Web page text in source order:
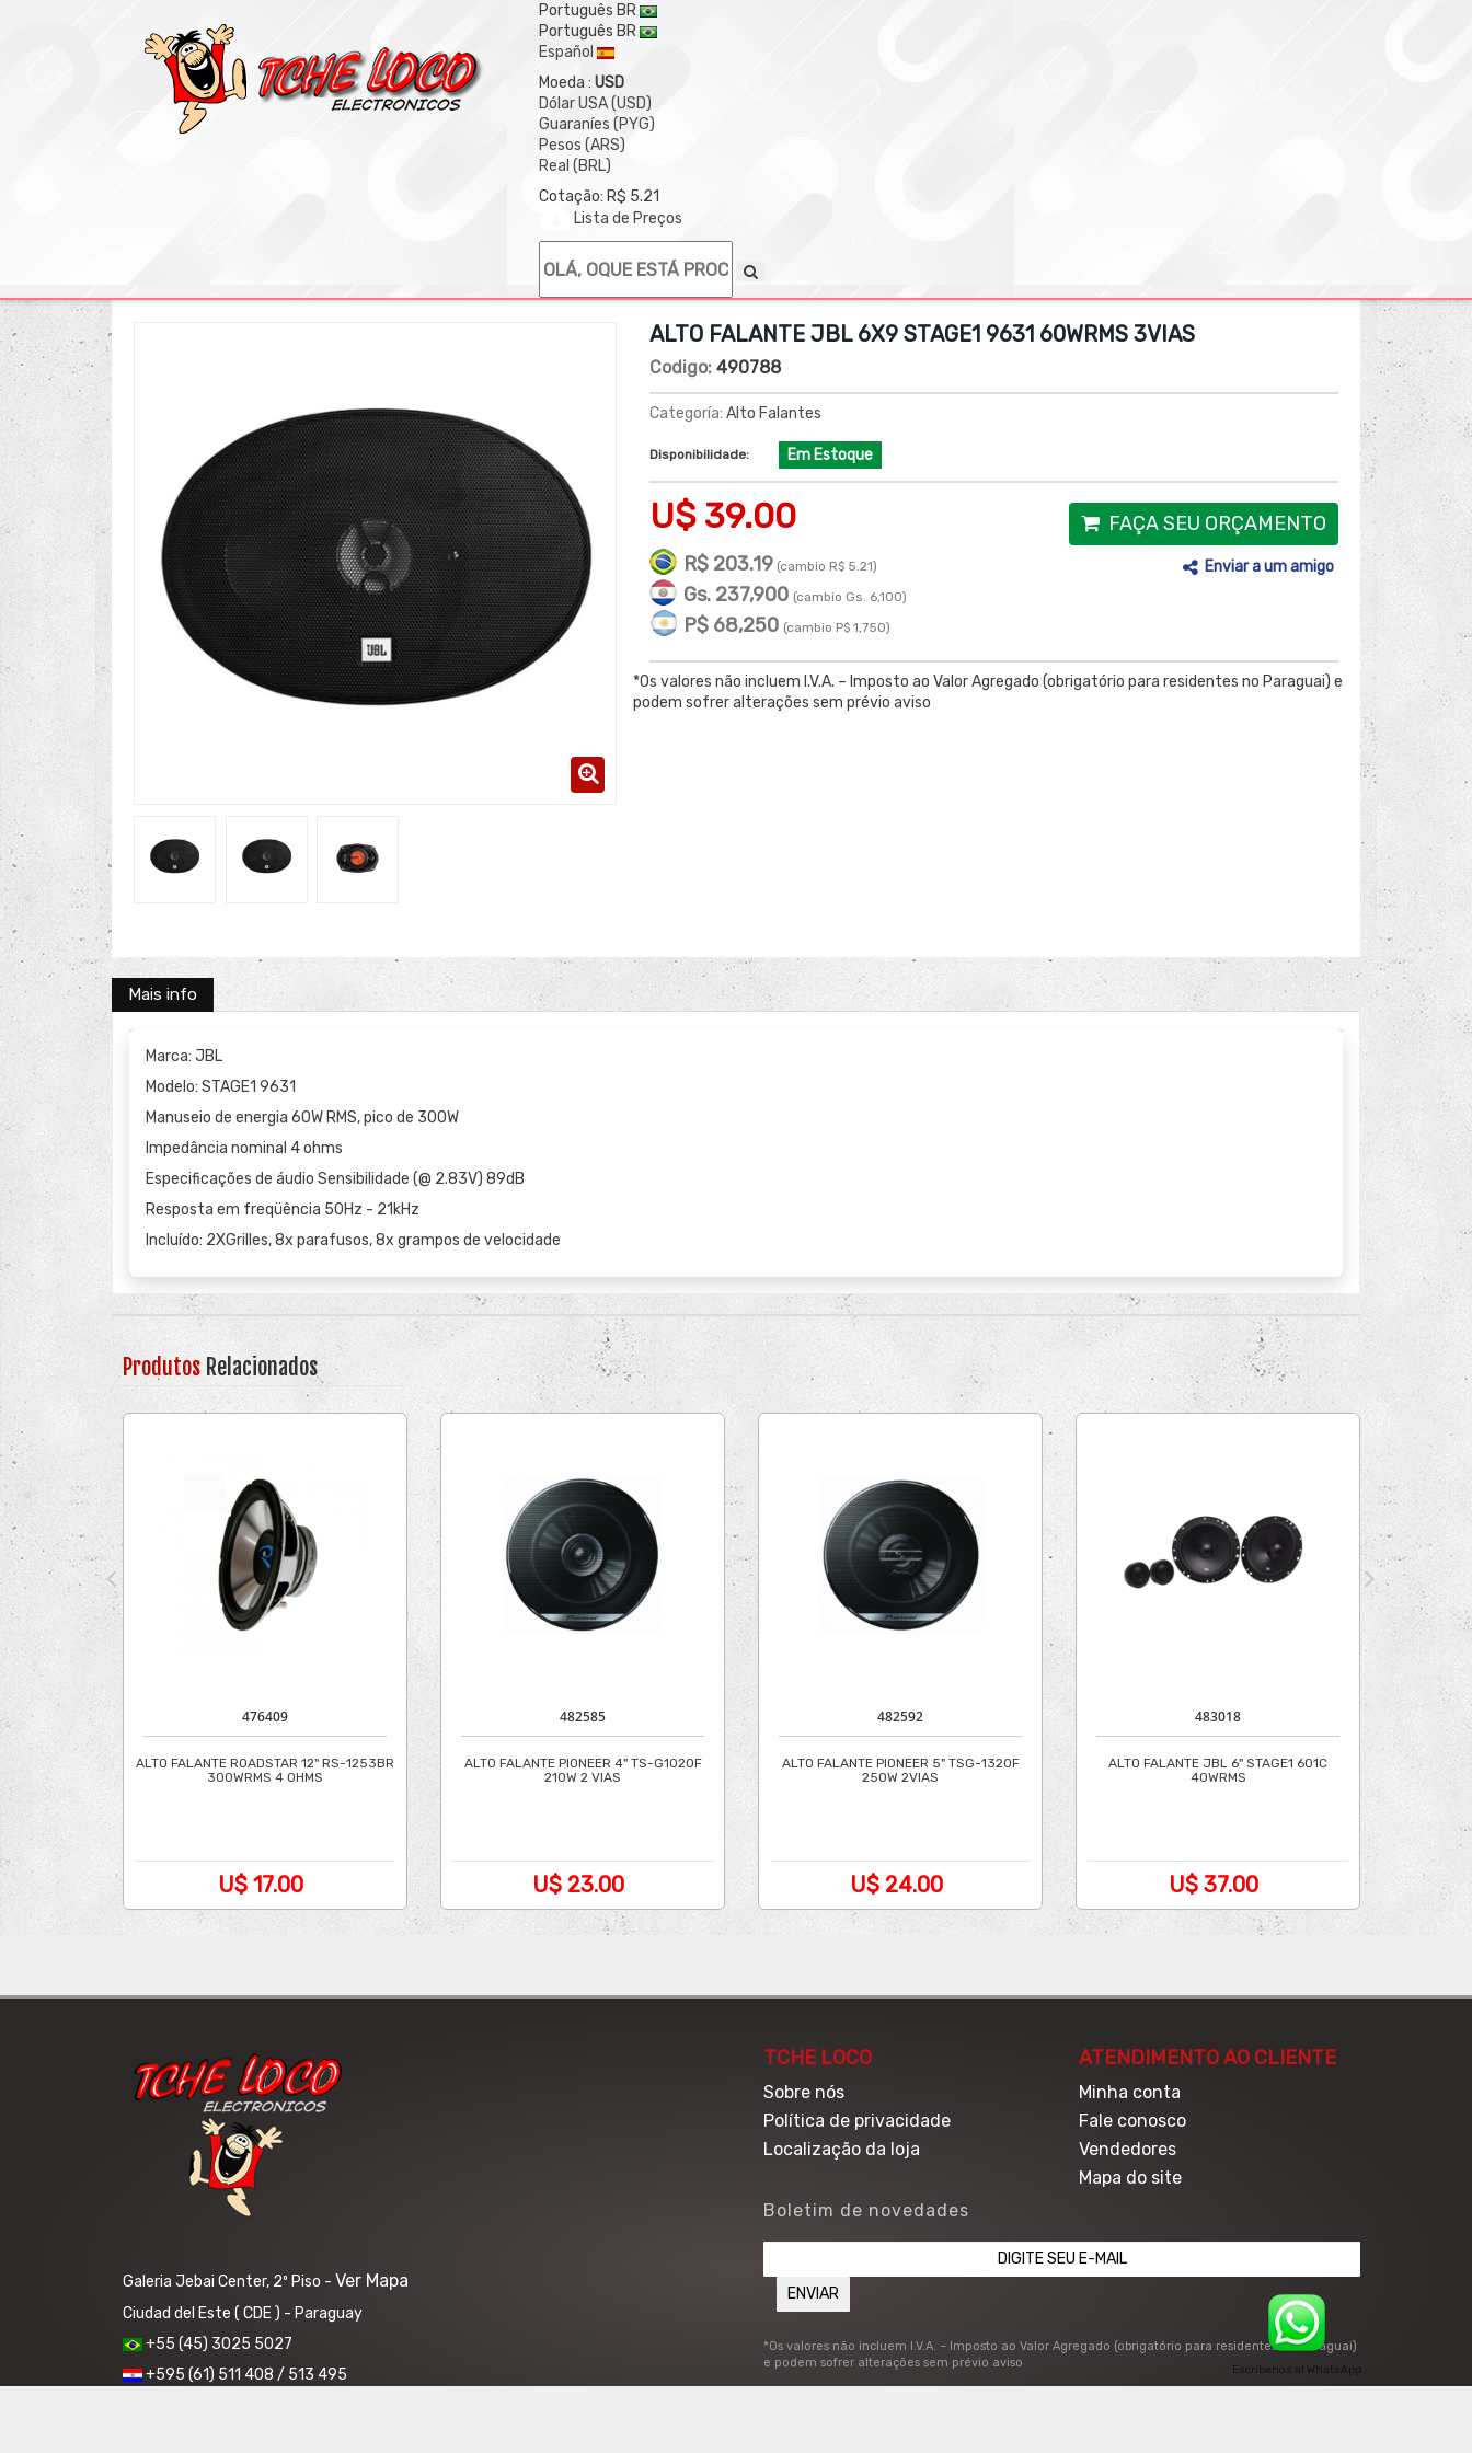
Escríbenos al WhatsApp
Português BR
Português BR
Español
Moeda : USD
Dólar USA (USD)
Guaraníes (PYG)
Pesos (ARS)
Real (BRL)
Cotação: R$ 5.21
Lista de Preços
ALTO FALANTE JBL 6X9 STAGE1 9631 60WRMS 3VIAS
Codigo: 490788
Categoría: Alto Falantes
Disponibilidade: Em Estoque
U$ 39.00
R$ 203.19(cambio R$ 5.21)
Gs. 237,900 (cambio Gs. 6,100)
P$ 68,250 (cambio P$ 1,750)
FAÇA SEU ORÇAMENTO
Enviar a um amigo
*Os valores não incluem I.V.A. – Imposto ao Valor Agregado (obrigatório para residentes no Paraguai) e
podem sofrer alterações sem prévio aviso
Mais info
Marca: JBL
Modelo: STAGE1 9631
Manuseio de energia 60W RMS, pico de 300W
Impedância nominal 4 ohms
Especificações de áudio Sensibilidade (@ 2.83V) 89dB
Resposta em freqüência 50Hz - 21kHz
Incluído: 2XGrilles, 8x parafusos, 8x grampos de velocidade
Produtos Relacionados
476409
ALTO FALANTE ROADSTAR 12" RS-1253BR
300WRMS 4 OHMS
U$ 17.00
482585
ALTO FALANTE PIONEER 4" TS-G1020F
210W 2 VIAS
U$ 23.00
482592
ALTO FALANTE PIONEER 5" TSG-1320F
250W 2VIAS
U$ 24.00
483018
ALTO FALANTE JBL 6" STAGE1 601C
40WRMS
U$ 37.00
Galeria Jebai Center, 2º Piso - Ver Mapa
Ciudad del Este ( CDE ) - Paraguay
+55 (45) 3025 5027
+595 (61) 511 408 / 513 495
TCHE LOCO
Sobre nós
Política de privacidade
Localização da loja
ATENDIMENTO AO CLIENTE
Minha conta
Fale conosco
Vendedores
Mapa do site
Boletim de novedades
*Os valores não incluem I.V.A. – Imposto ao Valor Agregado (obrigatório para residentes no Paraguai)
e podem sofrer alterações sem prévio aviso